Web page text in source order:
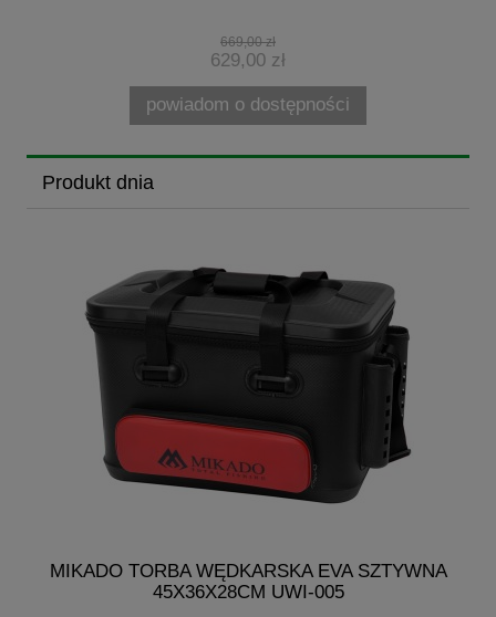
669,00 zł
629,00 zł
powiadom o dostępności
Produkt dnia
MIKADO TORBA WĘDKARSKA EVA SZTYWNA
45X36X28CM UWI-005